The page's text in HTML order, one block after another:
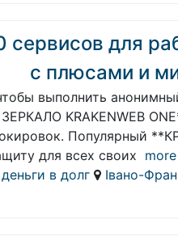
сервисов для
с плюсами и
выполнить
KRAKENWEB
Популярный
для всех своих more
в долг
Івано-